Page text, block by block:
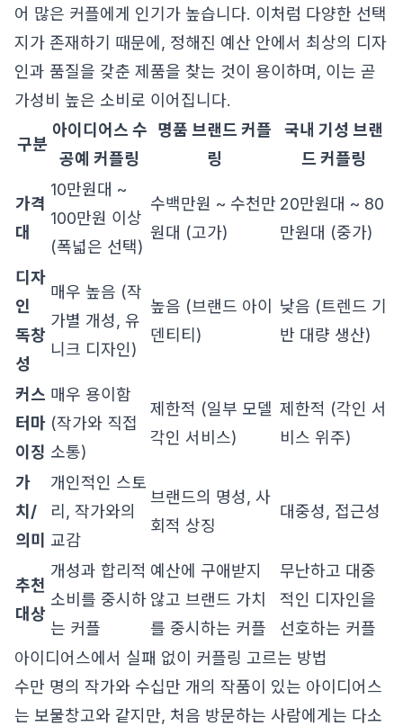
어 많은 커플에게 인기가 높습니다. 이처럼 다양한 선택
지가 존재하기 때문에, 정해진 예산 안에서 최상의 디자
인과 품질을 갖춘 제품을 찾는 것이 용이하며, 이는 곧
가성비 높은 소비로 이어집니다.
구분
아이디어스 수
공예 커플링
명품 브랜드 커플
링
국내 기성 브랜
드 커플링
가격
대
10만원대 ~
100만원 이상
(폭넓은 선택)
수백만원 ~ 수천만
원대 (고가)
20만원대 ~ 80
만원대 (중가)
디자
인
독창
성
매우 높음 (작
가별 개성, 유
니크 디자인)
높음 (브랜드 아이
덴티티)
낮음 (트렌드 기
반 대량 생산)
커스
터마
이징
매우 용이함
(작가와 직접
소통)
제한적 (일부 모델
각인 서비스)
제한적 (각인 서
비스 위주)
가
치/
의미
개인적인 스토
리, 작가와의
교감
브랜드의 명성, 사
회적 상징
대중성, 접근성
추천
대상
개성과 합리적
소비를 중시하
는 커플
예산에 구애받지
않고 브랜드 가치
를 중시하는 커플
무난하고 대중
적인 디자인을
선호하는 커플
아이디어스에서 실패 없이 커플링 고르는 방법
수만 명의 작가와 수십만 개의 작품이 있는 아이디어스
는 보물창고와 같지만, 처음 방문하는 사람에게는 다소